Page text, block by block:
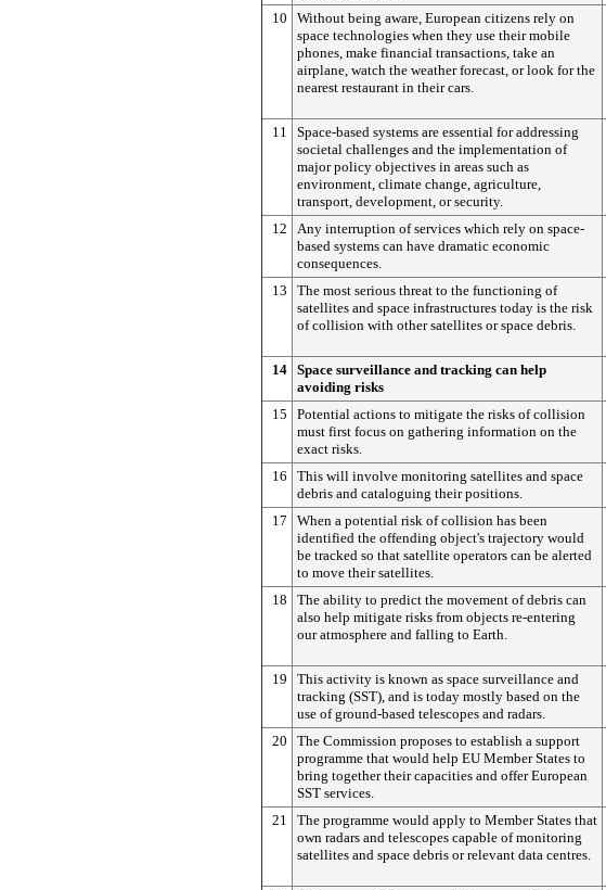
10
Without being aware, European citizens rely on
space technologies when they use their mobile
phones, make financial transactions, take an
airplane, watch the weather forecast, or look for the
nearest restaurant in their cars.
11
Space-based systems are essential for addressing
societal challenges and the implementation of
major policy objectives in areas such as
environment, climate change, agriculture,
transport, development, or security.
12
Any interruption of services which rely on space-
based systems can have dramatic economic
consequences.
13
The most serious threat to the functioning of
satellites and space infrastructures today is the risk
of collision with other satellites or space debris.
14 Space surveillance and tracking can help
avoiding risks
15
Potential actions to mitigate the risks of collision
must first focus on gathering information on the
exact risks.
16
This will involve monitoring satellites and space
debris and cataloguing their positions.
17
When a potential risk of collision has been
identified the offending object's trajectory would
be tracked so that satellite operators can be alerted
to move their satellites.
18
The ability to predict the movement of debris can
also help mitigate risks from objects re-entering
our atmosphere and falling to Earth.
19
This activity is known as space surveillance and
tracking (SST), and is today mostly based on the
use of ground-based telescopes and radars.
20
The Commission proposes to establish a support
programme that would help EU Member States to
bring together their capacities and offer European
SST services.
21
The programme would apply to Member States that
own radars and telescopes capable of monitoring
satellites and space debris or relevant data centres.